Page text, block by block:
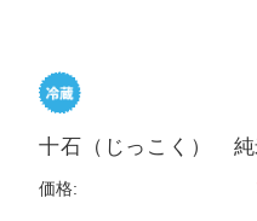
十石（じっこく）
価格: